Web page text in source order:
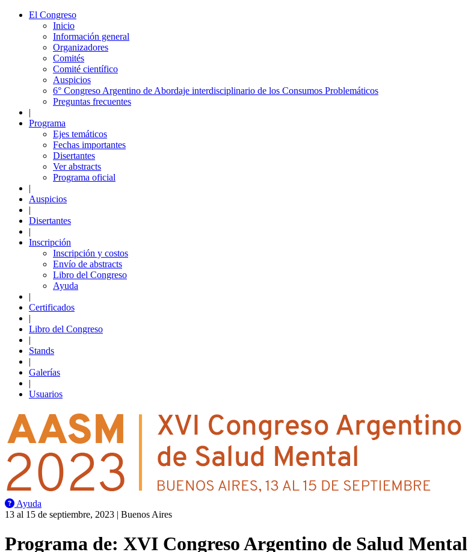
El Congreso
Inicio
Información general
Organizadores
Comités
Comité científico
Auspicios
6° Congreso Argentino de Abordaje interdisciplinario de los Consumos Problemáticos
Preguntas frecuentes
|
Programa
Ejes temáticos
Fechas importantes
Disertantes
Ver abstracts
Programa oficial
|
Auspicios
|
Disertantes
|
Inscripción
Inscripción y costos
Envío de abstracts
Libro del Congreso
Ayuda
|
Certificados
|
Libro del Congreso
|
Stands
|
Galerías
|
Usuarios
Ayuda
13 al 15 de septiembre, 2023 | Buenos Aires
Programa de: XVI Congreso Argentino de Salud Mental